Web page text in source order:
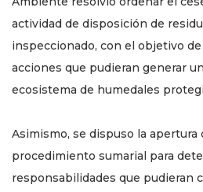
actividad de disposición de
inspeccionado, con el objetivo
acciones que pudieran generar
ecosistema de humedales
Asimismo, se dispuso la
procedimiento sumarial para
responsabilidades que pudieran